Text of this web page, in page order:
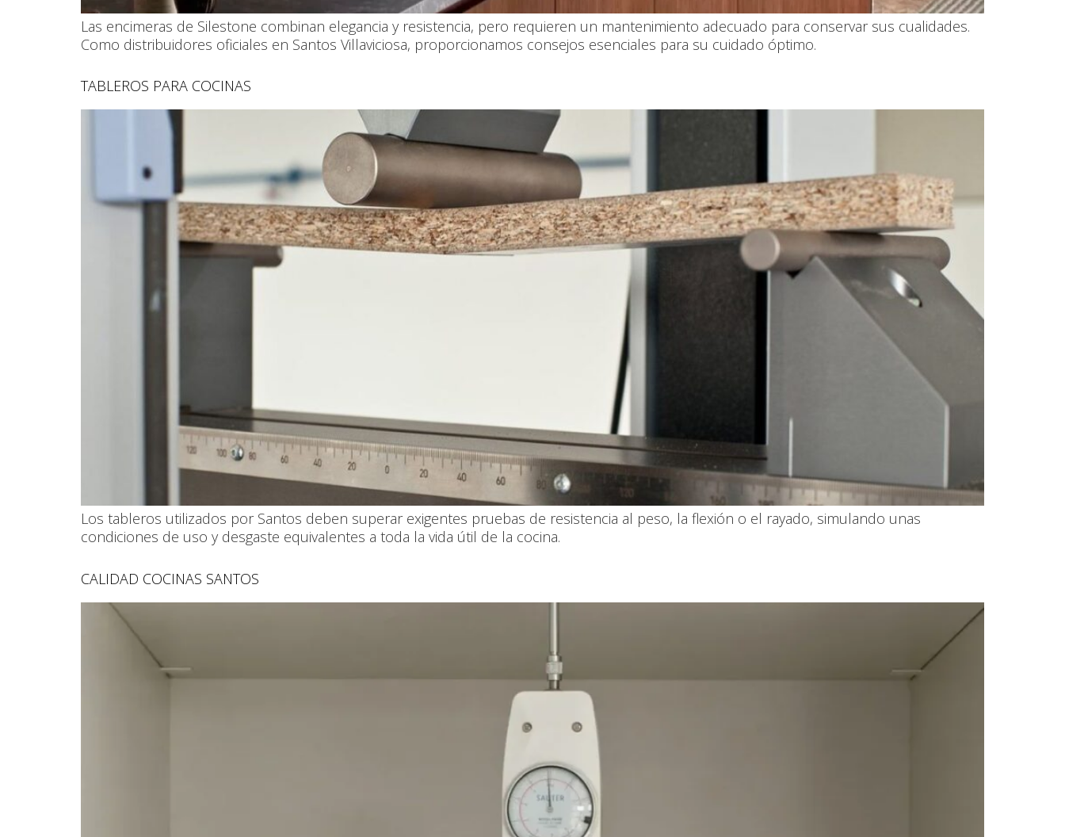
Las encimeras de Silestone combinan elegancia y resistencia, pero requieren un mantenimiento adecuado para conservar sus cualidades.
Como distribuidores oficiales en Santos Villaviciosa, proporcionamos consejos esenciales para su cuidado óptimo.
TABLEROS PARA COCINAS
Los tableros utilizados por Santos deben superar exigentes pruebas de resistencia al peso, la flexión o el rayado, simulando unas
condiciones de uso y desgaste equivalentes a toda la vida útil de la cocina.
CALIDAD COCINAS SANTOS